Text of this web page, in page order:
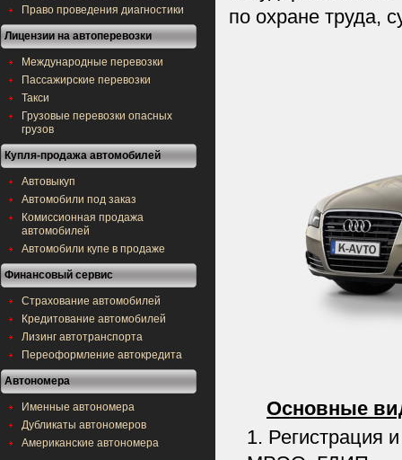
по охране труда,
Основные
1. Регистрация
Право проведения диагностики
Лицензии на автоперевозки
Международные перевозки
Пассажирские перевозки
Такси
Грузовые перевозки опасных
грузов
Купля-продажа автомобилей
Автовыкуп
Автомобили под заказ
Комиссионная продажа
автомобилей
Автомобили купе в продаже
Финансовый сервис
Страхование автомобилей
Кредитование автомобилей
Лизинг автотранспорта
Переоформление автокредита
Автономера
Именные автономера
Дубликаты автономеров
Американские автономера